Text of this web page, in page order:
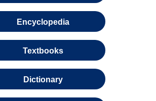
Encyclopedia
Textbooks
Dictionary